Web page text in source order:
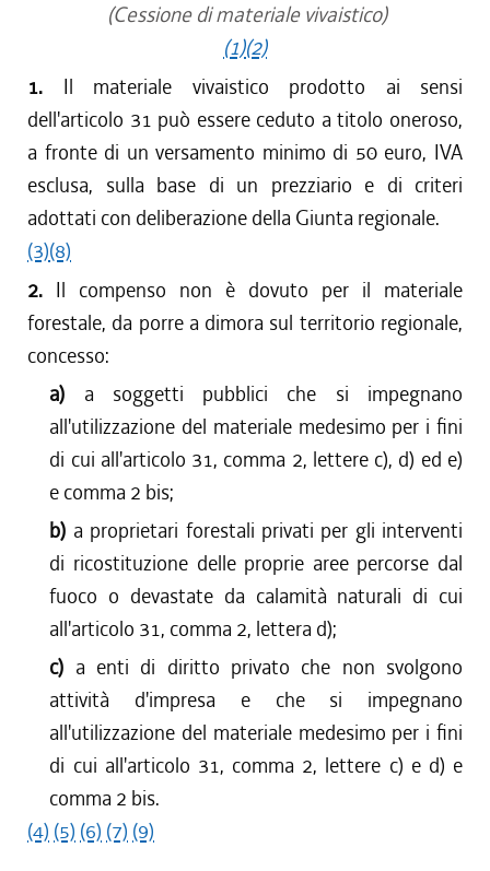
(Cessione di materiale vivaistico)
(1)(2)
1. Il materiale vivaistico prodotto ai sensi
dell'articolo 31 può essere ceduto a titolo oneroso,
a fronte di un versamento minimo di 50 euro, IVA
esclusa, sulla base di un prezziario e di criteri
adottati con deliberazione della Giunta regionale.
(3)(8)
2. Il compenso non è dovuto per il materiale
forestale, da porre a dimora sul territorio regionale,
concesso:
a) a soggetti pubblici che si impegnano
all'utilizzazione del materiale medesimo per i fini
di cui all'articolo 31, comma 2, lettere c), d) ed e)
e comma 2 bis;
b) a proprietari forestali privati per gli interventi
di ricostituzione delle proprie aree percorse dal
fuoco o devastate da calamità naturali di cui
all'articolo 31, comma 2, lettera d);
c) a enti di diritto privato che non svolgono
attività d'impresa e che si impegnano
all'utilizzazione del materiale medesimo per i fini
di cui all'articolo 31, comma 2, lettere c) e d) e
comma 2 bis.
(4) (5) (6) (7) (9)